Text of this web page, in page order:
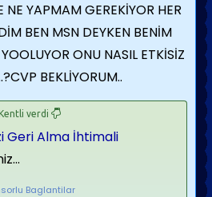
NE YAPMAM GEREKİYOR HER
BEN MSN DEYKEN BENİM
ONU NASIL ETKİSİZ
BEKLİYORUM..
verdi
Geri Alma İhtimali
Baglantilar